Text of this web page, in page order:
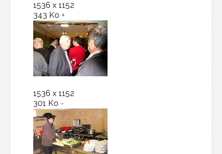
1536 x 1152
343 Ko +
1536 x 1152
301 Ko -